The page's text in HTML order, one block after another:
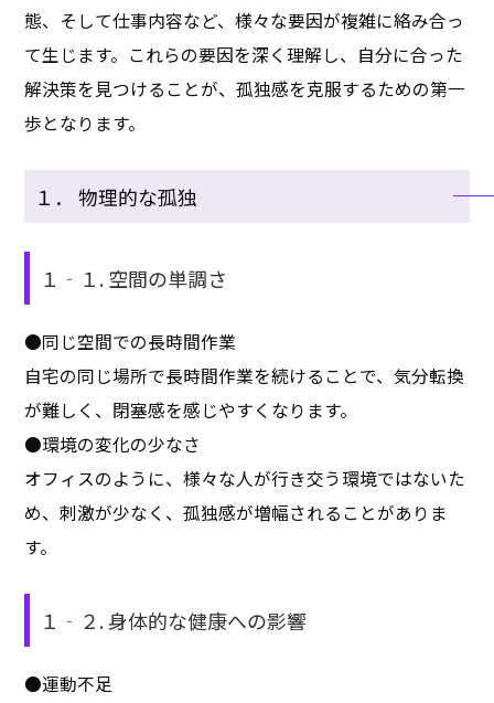
態、そして仕事内容など、様々な要因が複雑に絡み合っ
て生じます。これらの要因を深く理解し、自分に合った
解決策を見つけることが、孤独感を克服するための第一
歩となります。
１． 物理的な孤独
１‐１. 空間の単調さ
●同じ空間での長時間作業
自宅の同じ場所で長時間作業を続けることで、気分転換
が難しく、閉塞感を感じやすくなります。
●環境の変化の少なさ
オフィスのように、様々な人が行き交う環境ではないた
め、刺激が少なく、孤独感が増幅されることがありま
す。
１‐２. 身体的な健康への影響
●運動不足